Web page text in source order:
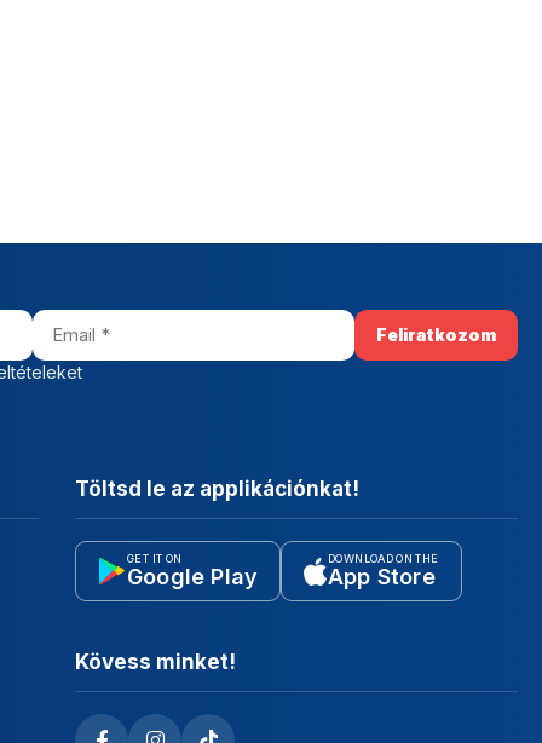
Töltsd le az applikációnkat!
GET IT ON
Google Play
DOWNLOAD ON THE
App Store
Kövess minket!